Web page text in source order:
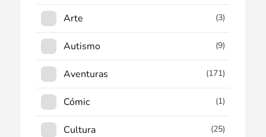
Arte (3)
Autismo (9)
Aventuras (171)
Cómic (1)
Cultura (25)